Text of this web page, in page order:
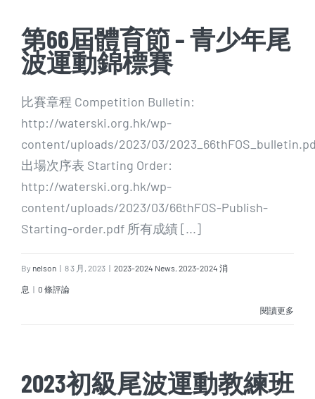
第66屆體育節 – 青少年尾
波運動錦標賽
比賽章程 Competition Bulletin:
http://waterski.org.hk/wp-
content/uploads/2023/03/
出場次序表 Starting Order:
http://waterski.org.hk/wp-
content/uploads/2023/03/66thFOS-Publish-
Starting-order.pdf 所有成績 [...]
By nelson | 8 3 月, 2023 | 2023-2024 News, 2023-2024 消
息 | 0 條評論
閱讀更多
2023初級尾波運動教練班